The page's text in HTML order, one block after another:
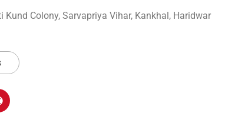
Kund Colony, Sarvapriya Vihar, Kankhal, Haridwar